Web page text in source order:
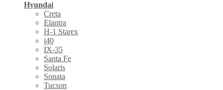
Hyundai
Creta
Elantra
H-1 Starex
i40
IX-35
Santa Fe
Solaris
Sonata
Tucson